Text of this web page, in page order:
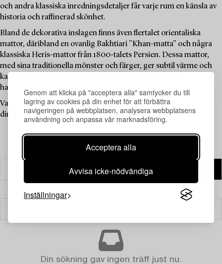
Genom att klicka på "acceptera alla" samtycker du till
lagring av cookies på din enhet för att förbättra
navigeringen på webbplatsen, analysera webbplatsens
användning och anpassa vår marknadsföring.
Acceptera alla
Avvisa icke-nödvändiga
Inställningar
och andra klassiska inredningsdetaljer får varje rum en känsla av
historia och raffinerad skönhet.
Bland de dekorativa inslagen finns även flertalet orientaliska
mattor, däribland en ovanlig Bakhtiari "Khan-matta" och några
klassiska Heris-mattor från 1800-talets Persien. Dessa mattor,
med sina traditionella mönster och färger, ger subtil värme och
karaktär till rummet – ett diskret sätt att föra in världens
hantverkstraditioner i en nordisk interiör.
Varje objekt i auktionen bär sitt unika arv – redo att bli en del av
din inredning och ge ditt hem en levande länk till det förflutna.
Din sökning gav ingen träff just nu.